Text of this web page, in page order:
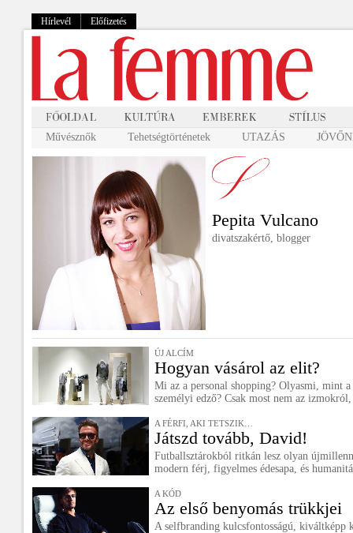
Hírlevél Előfizetés
Művésznők Tehetségtörténetek UTAZÁS
Pepita Vulcano
divatszakértő, blogger
ÚJ ALCÍM
Hogyan vásárol az elit?
Mi az a personal shopping? Olyasmi, mint a
személyi edző? Csak most nem az
A FÉRFI, AKI TETSZIK…
Játszd tovább, David!
Futballsztárokból ritkán lesz olyan
modern férj, figyelmes édesapa, és
A KÓD
Az első benyomás trükkjei
A selfbranding kulcsfontosságú, kiváltképp